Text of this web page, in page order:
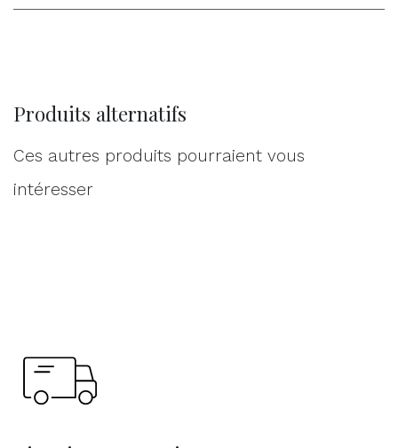
Produits alternatifs
Ces autres produits pourraient vous
intéresser